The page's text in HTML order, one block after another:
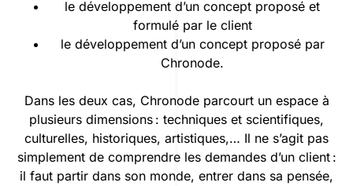
le développement d’un concept proposé et
formulé par le client
le développement d’un concept proposé par
Chronode.
Dans les deux cas, Chronode parcourt un espace à
plusieurs dimensions : techniques et scientifiques,
culturelles, historiques, artistiques,… Il ne s’agit pas
simplement de comprendre les demandes d’un client :
il faut partir dans son monde, entrer dans sa pensée,